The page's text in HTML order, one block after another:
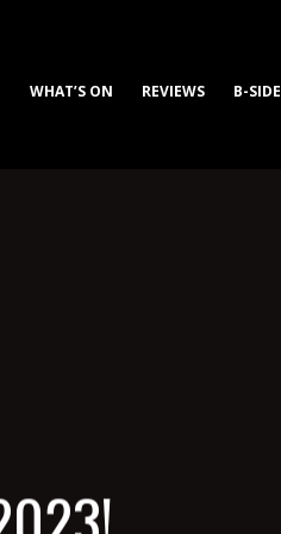
B-SIDE
REVIEWS
WHAT’S ON